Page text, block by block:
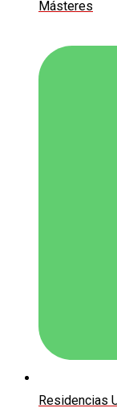
Másteres
Residencias